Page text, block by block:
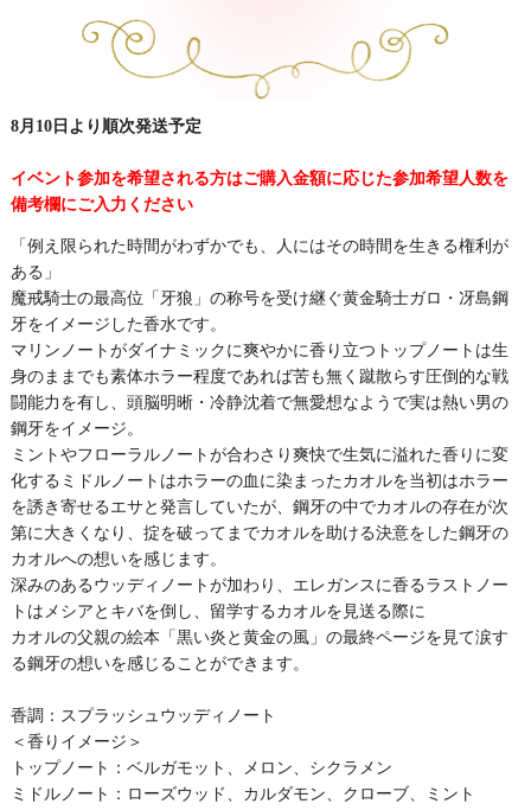
8月10日より順次発送予定
イベント参加を希望される方はご購入金額に応じた参加希望人数を
備考欄にご入力ください
「例え限られた時間がわずかでも、人にはその時間を生きる権利が
ある」
魔戒騎士の最高位「牙狼」の称号を受け継ぐ黄金騎士ガロ・冴島鋼
牙をイメージした香水です。
マリンノートがダイナミックに爽やかに香り立つトップノートは生
身のままでも素体ホラー程度であれば苦も無く蹴散らす圧倒的な戦
闘能力を有し、頭脳明晰・冷静沈着で無愛想なようで実は熱い男の
鋼牙をイメージ。
ミントやフローラルノートが合わさり爽快で生気に溢れた香りに変
化するミドルノートはホラーの血に染まったカオルを当初はホラー
を誘き寄せるエサと発言していたが、鋼牙の中でカオルの存在が次
第に大きくなり、掟を破ってまでカオルを助ける決意をした鋼牙の
カオルへの想いを感じます。
深みのあるウッディノートが加わり、エレガンスに香るラストノー
トはメシアとキバを倒し、留学するカオルを見送る際に
カオルの父親の絵本「黒い炎と黄金の風」の最終ページを見て涙す
る鋼牙の想いを感じることができます。
香調：スプラッシュウッディノート
＜香りイメージ＞
トップノート：ベルガモット、メロン、シクラメン
ミドルノート：ローズウッド、カルダモン、クローブ、ミント